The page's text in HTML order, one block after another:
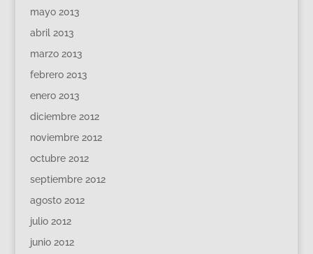
mayo 2013
abril 2013
marzo 2013
febrero 2013
enero 2013
diciembre 2012
noviembre 2012
octubre 2012
septiembre 2012
agosto 2012
julio 2012
junio 2012